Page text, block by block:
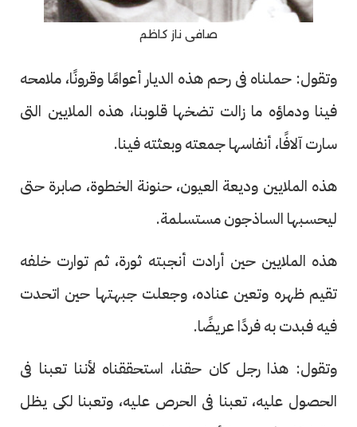
صافى ناز كاظم
وتقول: حملناه فى رحم هذه الديار أعوامًا وقرونًا، ملامحه
فينا ودماؤه ما زالت تضخها قلوبنا، هذه الملايين التى
سارت آلافًا، أنفاسها جمعته وبعثته فينا.
هذه الملايين وديعة العيون، حنونة الخطوة، صابرة حتى
ليحسبها الساذجون مستسلمة.
هذه الملايين حين أرادت أنجبته ثورة، ثم توارت خلفه
تقيم ظهره وتعين عناده، وجعلت جبهتها حين اتحدت
فيه فبدت به فردًا عريضًا.
وتقول: هذا رجل كان حقنا، استحققناه لأننا تعبنا فى
الحصول عليه، تعبنا فى الحرص عليه، وتعبنا لكى يظل